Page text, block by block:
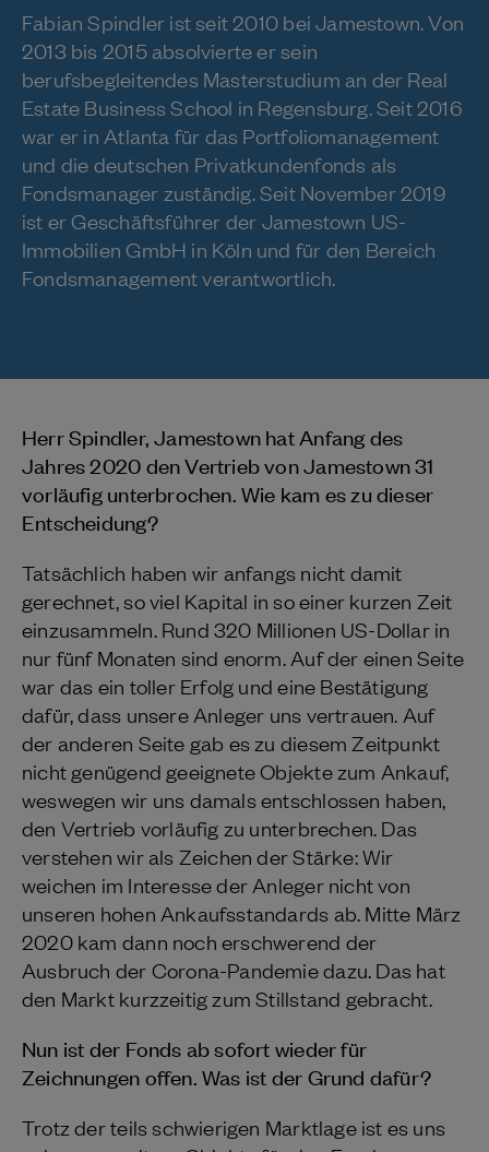
Fabian Spindler ist seit 2010 bei Jamestown. Von
2013 bis 2015 absolvierte er sein
berufsbegleitendes Masterstudium an der Real
Estate Business School in Regensburg. Seit 2016
war er in Atlanta für das Portfoliomanagement
und die deutschen Privatkundenfonds als
Fondsmanager zuständig. Seit November 2019
ist er Geschäftsführer der Jamestown US-
Immobilien GmbH in Köln und für den Bereich
Fondsmanagement verantwortlich.
Herr Spindler, Jamestown hat Anfang des
Jahres 2020 den Vertrieb von Jamestown 31
vorläufig unterbrochen. Wie kam es zu dieser
Entscheidung?
Tatsächlich haben wir anfangs nicht damit
gerechnet, so viel Kapital in so einer kurzen Zeit
einzusammeln. Rund 320 Millionen US-Dollar in
nur fünf Monaten sind enorm. Auf der einen Seite
war das ein toller Erfolg und eine Bestätigung
dafür, dass unsere Anleger uns vertrauen. Auf
der anderen Seite gab es zu diesem Zeitpunkt
nicht genügend geeignete Objekte zum Ankauf,
weswegen wir uns damals entschlossen haben,
den Vertrieb vorläufig zu unterbrechen. Das
verstehen wir als Zeichen der Stärke: Wir
weichen im Interesse der Anleger nicht von
unseren hohen Ankaufsstandards ab. Mitte März
2020 kam dann noch erschwerend der
Ausbruch der Corona-Pandemie dazu. Das hat
den Markt kurzzeitig zum Stillstand gebracht.
Nun ist der Fonds ab sofort wieder für
Zeichnungen offen. Was ist der Grund dafür?
Trotz der teils schwierigen Marktlage ist es uns